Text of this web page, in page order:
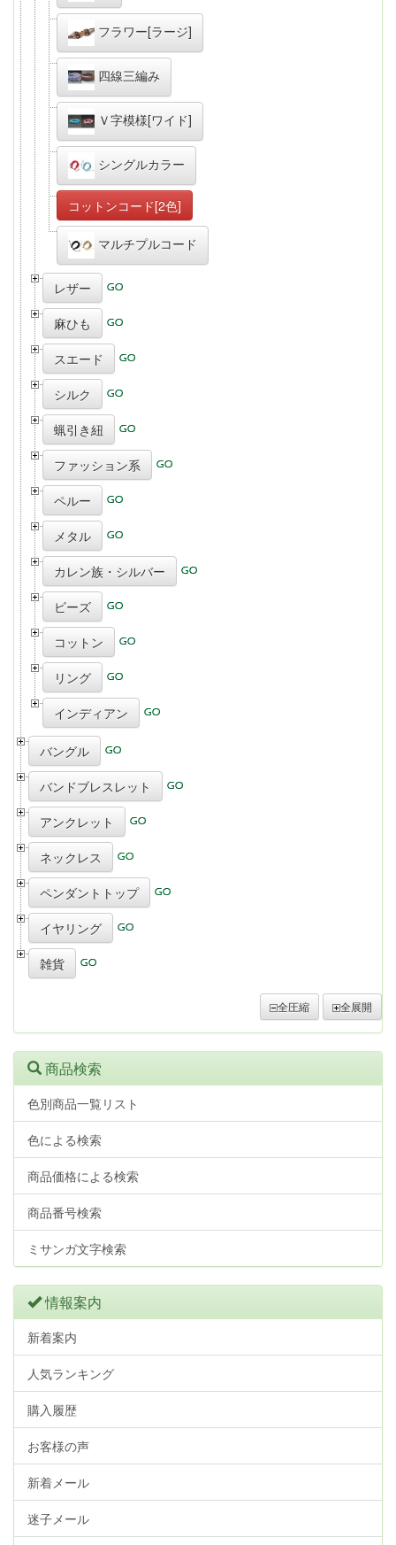
フラワー[ラージ]
四線三編み
Ｖ字模様[ワイド]
シングルカラー
コットンコード[2色]
マルチプルコード
レザー
麻ひも
スエード
シルク
蝋引き紐
ファッション系
ペルー
メタル
カレン族・シルバー
ビーズ
コットン
リング
インディアン
バングル
バンドブレスレット
アンクレット
ネックレス
ペンダントトップ
イヤリング
雑貨
全圧縮 全展開
商品検索
色別商品一覧リスト
色による検索
商品価格による検索
商品番号検索
ミサンガ文字検索
情報案内
新着案内
人気ランキング
購入履歴
お客様の声
新着メール
迷子メール